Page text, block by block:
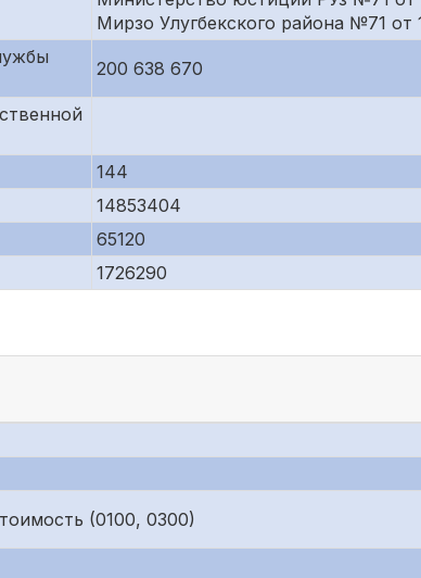
Мирзо Улугбекского района №71 от
200 638 670
144
14853404
65120
1726290
(0100, 0300)